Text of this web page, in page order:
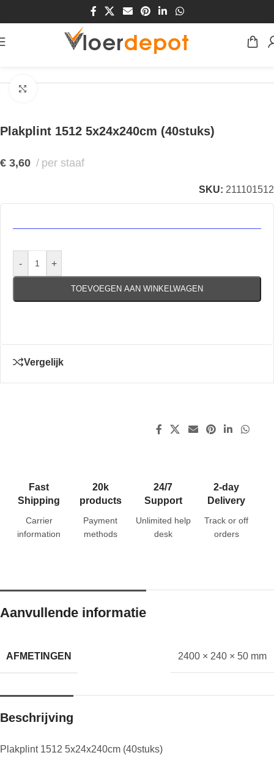
Plakplint 1512 5x24x240cm (40stuks)
€ 3,60 per staaf
SKU: 211101512
- +
TOEVOEGEN AAN WINKELWAGEN
Vergelijk
Fast
Shipping
Carrier
information
20k
products
Payment
methods
24/7
Support
Unlimited help
desk
2-day
Delivery
Track or off
orders
Aanvullende informatie
AFMETINGEN 2400 × 240 × 50 mm
Beschrijving
Plakplint 1512 5x24x240cm (40stuks)